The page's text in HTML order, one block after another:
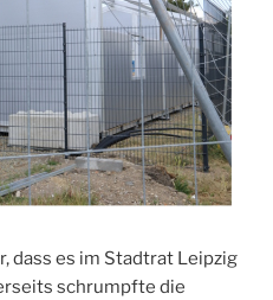
dass es im Stadtrat Leipzig
schrumpfte die